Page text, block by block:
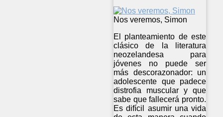
Nos veremos, Simon
El planteamiento de este
clásico de la literatura
neozelandesa para
jóvenes no puede ser
más descorazonador: un
adolescente que padece
distrofia muscular y que
sabe que fallecerá pronto.
Es difícil asumir una vida